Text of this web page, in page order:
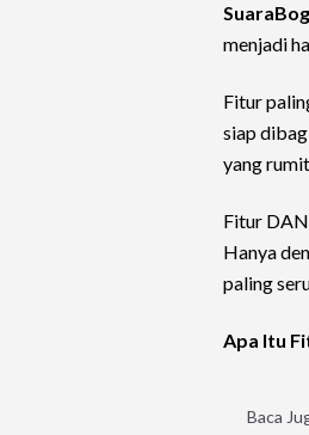
menjadi
Fitur
siap
yang
Fitur
Hanya
paling
Apa Itu
Baca